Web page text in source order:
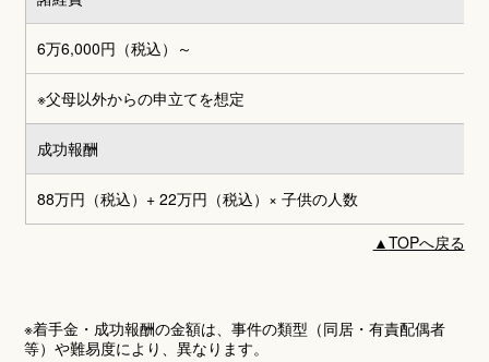
6万6,000円 （税込）～
※父母以外からの申立てを想定
成功報酬
88万円（税込）+ 22万円（税込） × 子供の人数
▲TOPへ戻る
※着手金・成功報酬の金額は、事件の類型（同居・有責配偶者
等）や難易度により、異なります。